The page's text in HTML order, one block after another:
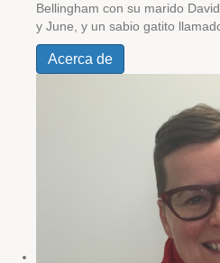
Bellingham con su marido
y June, y un sabio gatito
Acerca de